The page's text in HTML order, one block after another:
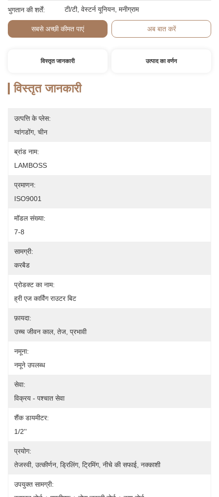
भुगतान की शर्तें: टी/टी, वेस्टर्न यूनियन, मनीग्राम
सबसे अच्छी कीमत पाएं अब बात करें
विस्तृत जानकारी उत्पाद का वर्णन
विस्तृत जानकारी
उत्पत्ति के प्लेस:
ग्वांगडोंग, चीन
ब्रांड नाम:
LAMBOSS
प्रमाणन:
ISO9001
मॉडल संख्या:
7-8
सामग्री:
करबैड
प्रोडक्ट का नाम:
ह्री एज कार्विंग राउटर बिट
फ़ायदा:
उच्च जीवन काल, तेज, प्रभावी
नमूना:
नमूने उपलब्ध
सेवा:
विक्रय - पश्चात सेवा
शैंक डायमीटर:
1/2''
प्रयोग:
तेजस्वी, उत्कीर्णन, ड्रिलिंग, ट्रिमिंग, नीचे की सफाई, नक्काशी
उपयुक्त सामग्री: